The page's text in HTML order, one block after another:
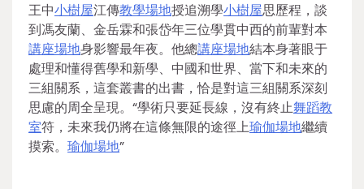
王中小樹屋江傳教學場地授追溯學小樹屋思歷程，談
到馮友蘭、金岳霖和張岱年三位學貫中西的前輩對本
講座場地身影響最年夜。他總講座場地結本身著眼于
處理和懂得舊學和新學、中國和世界、當下和未來的
三組關系，這套叢書的出書，恰是對這三組關系深刻
思慮的周全呈現。“學術只要延長線，沒有終止舞蹈教
室符，未來我仍將在這條無限的途徑上瑜伽場地繼續
摸索。 瑜伽場地”